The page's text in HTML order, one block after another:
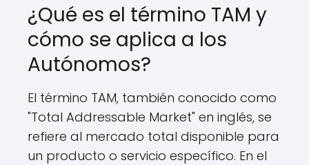
¿Qué es el término TAM y
cómo se aplica a los
Autónomos?
El término TAM, también conocido como
"Total Addressable Market" en inglés, se
refiere al mercado total disponible para
un producto o servicio específico. En el